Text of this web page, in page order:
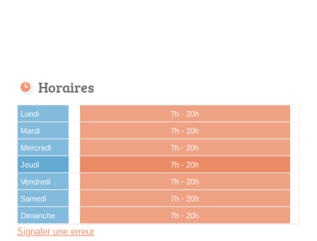
Horaires
Lundi
7h - 20h
Mardi
7h - 20h
Mercredi
7h - 20h
Jeudi
7h - 20h
Vendredi
7h - 20h
Samedi
7h - 20h
Dimanche
7h - 20h
Signaler une erreur